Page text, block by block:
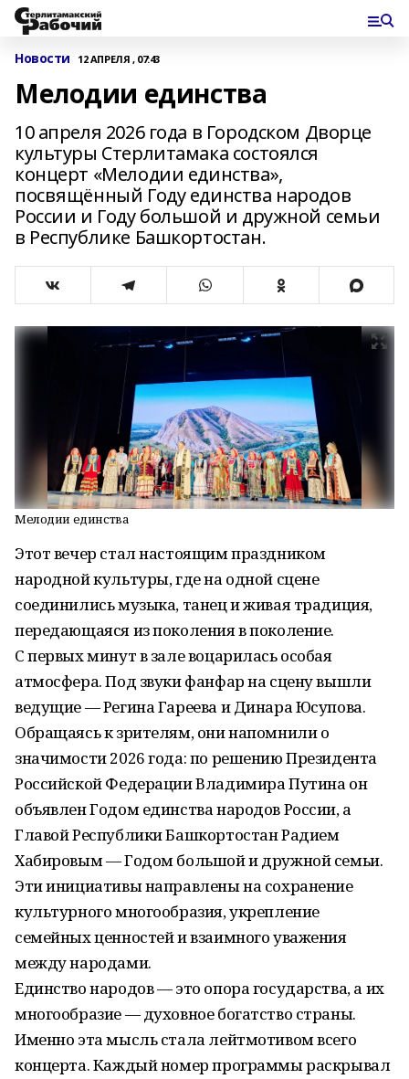
Новости 12 АПРЕЛЯ , 07:43
Мелодии единства
10 апреля 2026 года в Городском Дворце
культуры Стерлитамака состоялся
концерт «Мелодии единства»,
посвящённый Году единства народов
России и Году большой и дружной семьи
в Республике Башкортостан.
Мелодии единства
Этот вечер стал настоящим праздником
народной культуры, где на одной сцене
соединились музыка, танец и живая традиция,
передающаяся из поколения в поколение.
С первых минут в зале воцарилась особая
атмосфера. Под звуки фанфар на сцену вышли
ведущие — Регина Гареева и Динара Юсупова.
Обращаясь к зрителям, они напомнили о
значимости 2026 года: по решению Президента
Российской Федерации Владимира Путина он
объявлен Годом единства народов России, а
Главой Республики Башкортостан Радием
Хабировым — Годом большой и дружной семьи.
Эти инициативы направлены на сохранение
культурного многообразия, укрепление
семейных ценностей и взаимного уважения
между народами.
Единство народов — это опора государства, а их
многообразие — духовное богатство страны.
Именно эта мысль стала лейтмотивом всего
концерта. Каждый номер программы раскрывал